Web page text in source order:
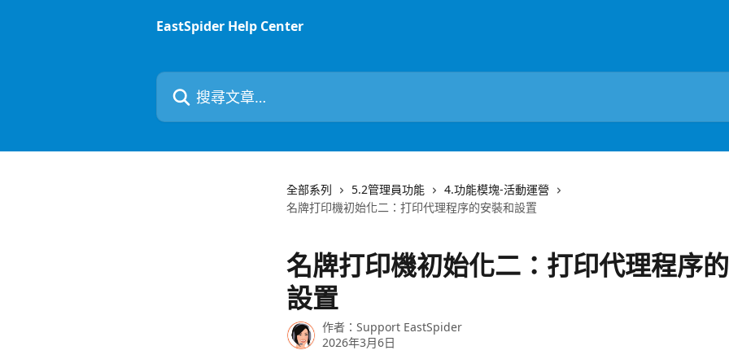
EastSpider Help Center
搜尋文章…
全部系列 5.2管理員功能
4.功能模塊-活動運營
名牌打印機初始化二：打印代理程序的安裝和設置
名牌打印機初始化二：打印代理程序
設置
作者： Support EastSpider
2026年3月6日